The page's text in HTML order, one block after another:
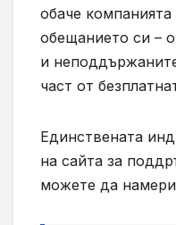
обаче
обещанието си –
и
част от
Единствената
на сайта за
можете да